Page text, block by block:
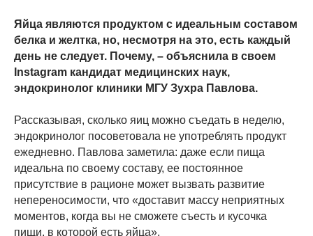
Яйца являются продуктом с идеальным составом
белка и желтка, но, несмотря на это, есть каждый
день не следует. Почему, – объяснила в своем
Instagram кандидат медицинских наук,
эндокринолог клиники МГУ Зухра Павлова.
Рассказывая, сколько яиц можно съедать в неделю,
эндокринолог посоветовала не употреблять продукт
ежедневно. Павлова заметила: даже если пища
идеальна по своему составу, ее постоянное
присутствие в рационе может вызвать развитие
непереносимости, что «доставит массу неприятных
моментов, когда вы не сможете съесть и кусочка
пищи, в которой есть яйца».